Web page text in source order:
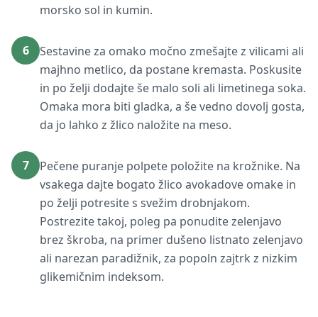
morsko sol in kumin.
6
Sestavine za omako močno zmešajte z vilicami ali
majhno metlico, da postane kremasta. Poskusite
in po želji dodajte še malo soli ali limetinega soka.
Omaka mora biti gladka, a še vedno dovolj gosta,
da jo lahko z žlico naložite na meso.
7
Pečene puranje polpete položite na krožnike. Na
vsakega dajte bogato žlico avokadove omake in
po želji potresite s svežim drobnjakom.
Postrezite takoj, poleg pa ponudite zelenjavo
brez škroba, na primer dušeno listnato zelenjavo
ali narezan paradižnik, za popoln zajtrk z nizkim
glikemičnim indeksom.